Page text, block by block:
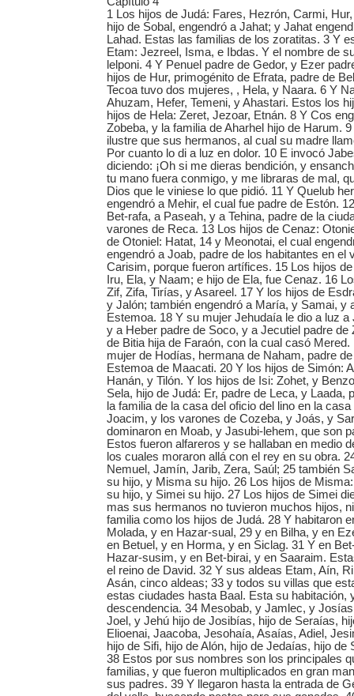
1 Los hijos de Judá: Fares, Hezrón, Carmi,
hijo de Sobal, engendró a Jahat; y Jahat
Lahad. Estas las familias de los zoratitas. 3 Y
Etam: Jezreel, Isma, e Ibdas. Y el nombre de
lelponi. 4 Y Penuel padre de Gedor, y Ezer
hijos de Hur, primogénito de Efrata, padre de
Tecoa tuvo dos mujeres, , Hela, y Naara. 6 Y
Ahuzam, Hefer, Temeni, y Ahastari. Estos los
hijos de Hela: Zeret, Jezoar, Etnán. 8 Y Cos
Zobeba, y la familia de Aharhel hijo de Harum.
ilustre que sus hermanos, al cual su madre
Por cuanto lo di a luz en dolor. 10 E invocó
diciendo: ¡Oh si me dieras bendición, y
tu mano fuera conmigo, y me libraras de mal,
Dios que le viniese lo que pidió. 11 Y Quelub
engendró a Mehir, el cual fue padre de Estón.
Bet-rafa, a Paseah, y a Tehina, padre de la
varones de Reca. 13 Los hijos de Cenaz:
de Otoniel: Hatat, 14 y Meonotai, el cual
engendró a Joab, padre de los habitantes en el
Carisim, porque fueron artífices. 15 Los hijos
Iru, Ela, y Naam; e hijo de Ela, fue Cenaz. 16
Zif, Zifa, Tirías, y Asareel. 17 Y los hijos de
y Jalón; también engendró a María, y Samai, y
Estemoa. 18 Y su mujer Jehudaía le dio a luz a
y a Heber padre de Soco, y a Jecutiel padre de
de Bitia hija de Faraón, con la cual casó
mujer de Hodías, hermana de Naham, padre
Estemoa de Maacati. 20 Y los hijos de Simón:
Hanán, y Tilón. Y los hijos de Isi: Zohet, y
Sela, hijo de Judá: Er, padre de Leca, y Laada,
la familia de la casa del oficio del lino en la
Joacim, y los varones de Cozeba, y Joás, y
dominaron en Moab, y Jasubi-lehem, que son
Estos fueron alfareros y se hallaban en medio
los cuales moraron allá con el rey en su obra.
Nemuel, Jamín, Jarib, Zera, Saúl; 25 también
su hijo, y Misma su hijo. 26 Los hijos de
su hijo, y Simei su hijo. 27 Los hijos de Simei
mas sus hermanos no tuvieron muchos hijos,
familia como los hijos de Judá. 28 Y habitaron
Molada, y en Hazar-sual, 29 y en Bilha, y en
en Betuel, y en Horma, y en Siclag. 31 Y en
Hazar-susim, y en Bet-birai, y en Saaraim.
el reino de David. 32 Y sus aldeas Etam, Aín,
Asán, cinco aldeas; 33 y todos su villas que
estas ciudades hasta Baal. Esta su habitación,
descendencia. 34 Mesobab, y Jamlec, y
Joel, y Jehú hijo de Josibías, hijo de Seraías,
Elioenai, Jaacoba, Jesohaía, Asaías, Adiel,
hijo de Sifi, hijo de Alón, hijo de Jedaías, hijo
38 Estos por sus nombres son los principales
familias, y que fueron multiplicados en gran
sus padres. 39 Y llegaron hasta la entrada de